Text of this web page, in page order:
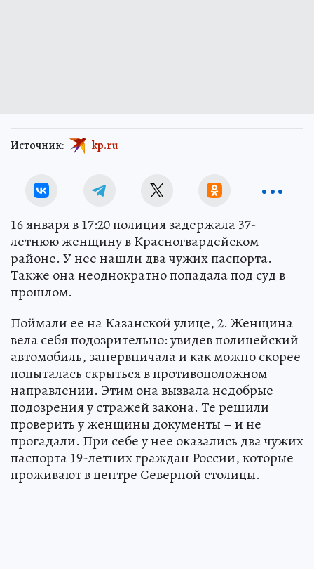
Источник: kp.ru
16 января в 17:20 полиция задержала 37-
летнюю женщину в Красногвардейском
районе. У нее нашли два чужих паспорта.
Также она неоднократно попадала под суд в
прошлом.
Поймали ее на Казанской улице, 2. Женщина
вела себя подозрительно: увидев полицейский
автомобиль, занервничала и как можно скорее
попыталась скрыться в противоположном
направлении. Этим она вызвала недобрые
подозрения у стражей закона. Те решили
проверить у женщины документы – и не
прогадали. При себе у нее оказались два чужих
паспорта 19-летних граждан России, которые
проживают в центре Северной столицы.